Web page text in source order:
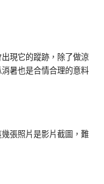
現它的蹤跡，除了做涼
暑也是合情合理的意料
張照片是影片截圖，難